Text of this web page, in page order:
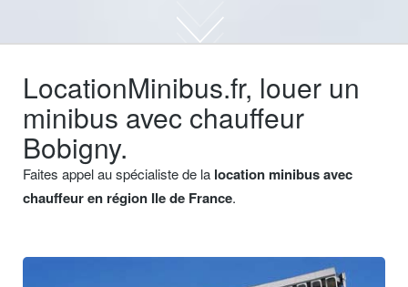
LocationMinibus.fr, louer un
minibus avec chauffeur
Bobigny.
Faites appel au spécialiste de la location minibus avec
chauffeur en région Ile de France.